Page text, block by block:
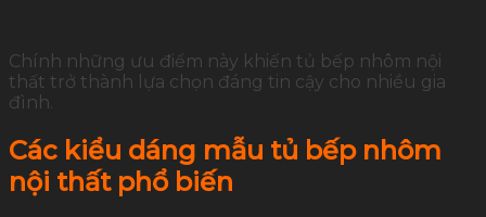
Chính những ưu điểm này khiến tủ bếp nhôm nội
thất trở thành lựa chọn đáng tin cậy cho nhiều gia
đình.
Các kiểu dáng mẫu tủ bếp nhôm
nội thất phổ biến